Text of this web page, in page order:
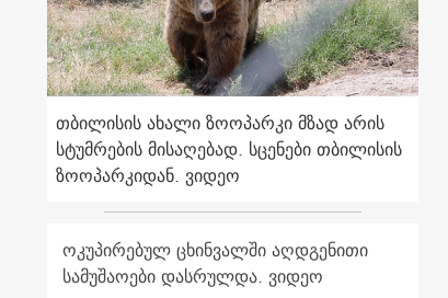
თბილისის ახალი ზოოპარკი მზად არის
სტუმრების მისაღებად. სცენები თბილისის
ზოოპარკიდან. ვიდეო
ოკუპირებულ ცხინვალში აღდგენითი
სამუშაოები დასრულდა. ვიდეო